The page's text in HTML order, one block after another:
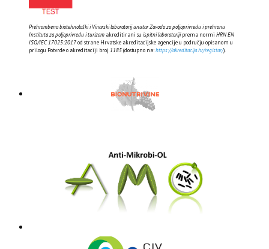
Prehrambeno biotehnološki i Vinarski laboratorij unutar Zavoda za poljoprivredu i prehranu
Instituta za poljoprivredu i turizam akreditirani su ispitni laboratorijiprema normi HRN EN
ISO/IEC 17025:2017od strane Hrvatske akreditacijske agencije u području opisanom u
prilogu Potvrde o akreditaciji broj 1185(dostupno na:https://akreditacija.hr/registar/).